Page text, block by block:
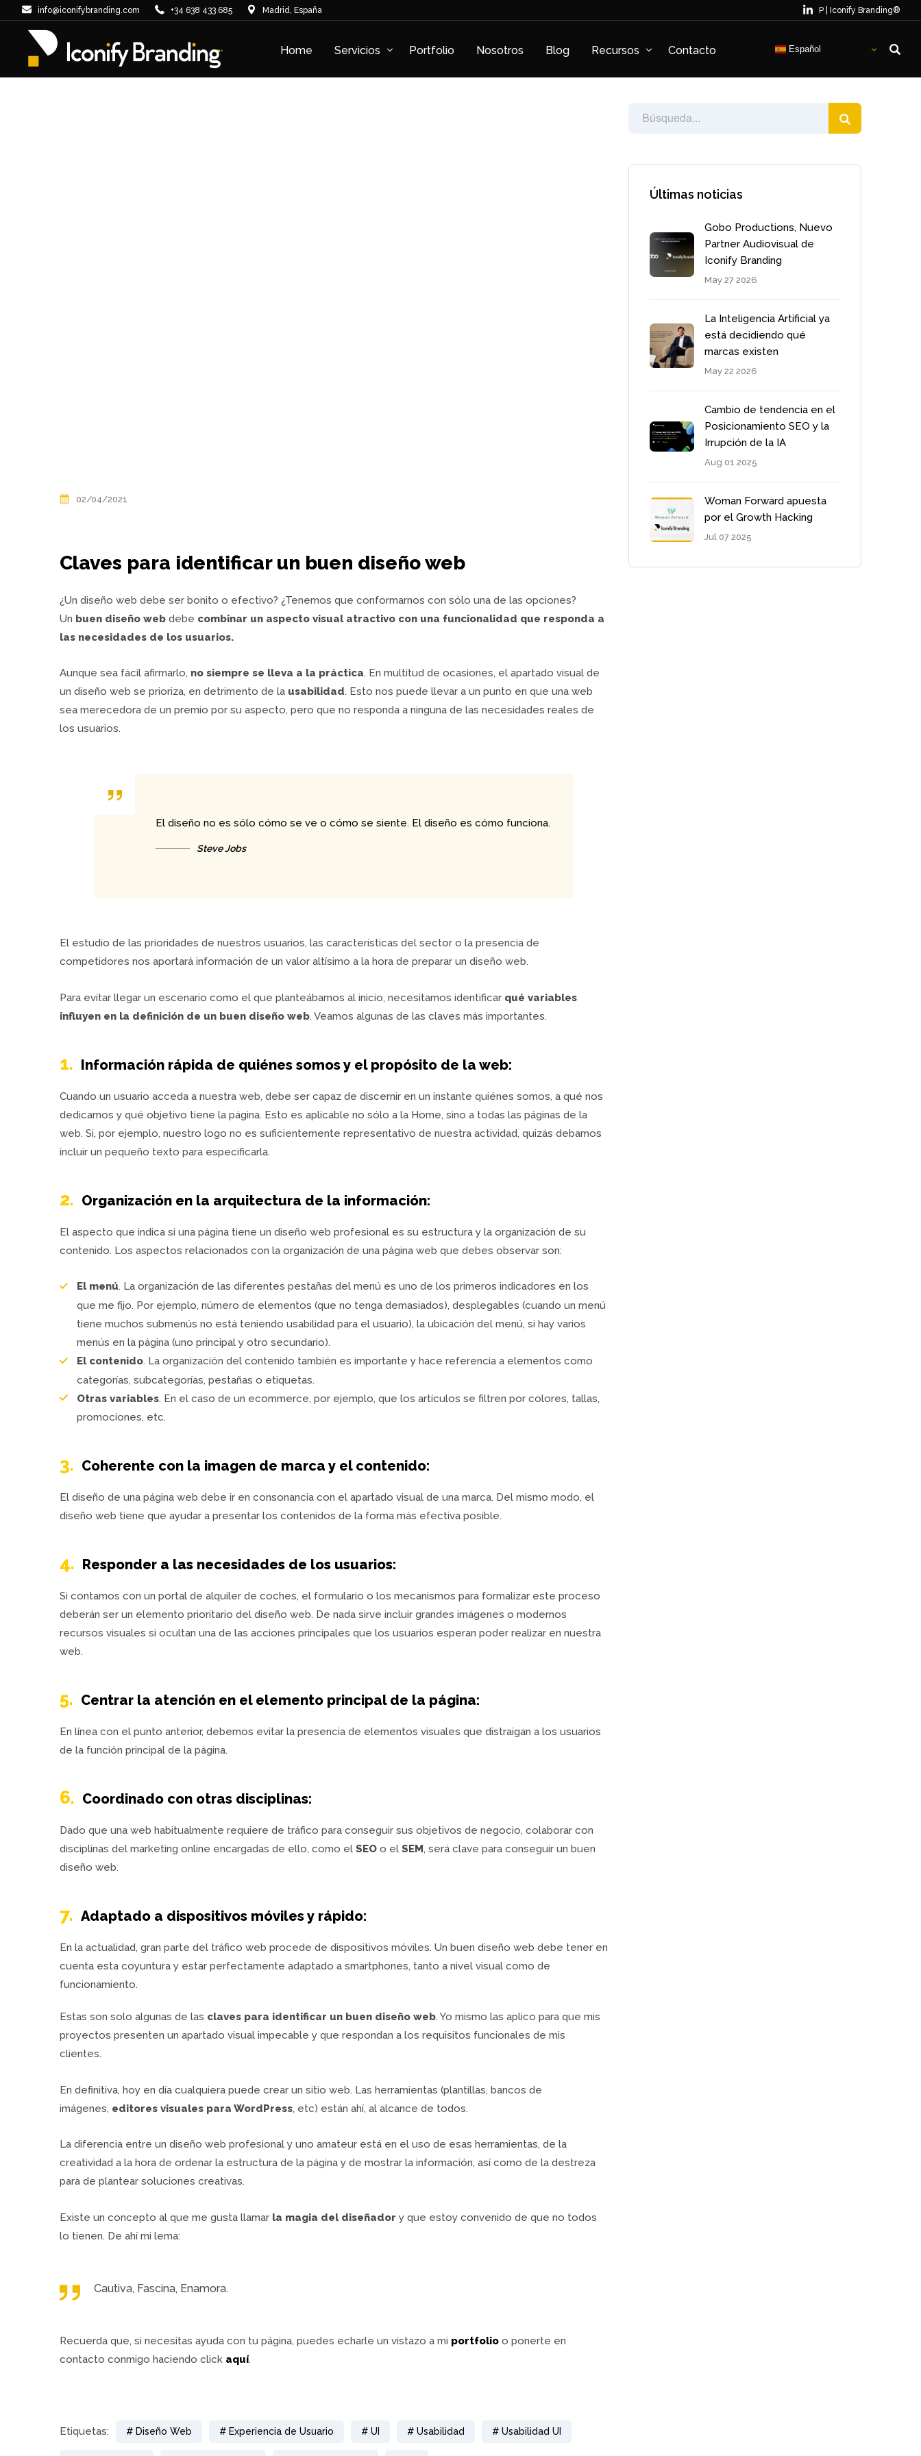
info@iconifybranding.com +34 638 433 685 Madrid, España P | Iconify Branding®
Home Servicios Portfolio Nosotros Blog Recursos Contacto Español
Últimas noticias
Gobo Productions, Nuevo
Partner Audiovisual de
Iconify Branding
May 27 2026
La Inteligencia Artificial ya
está decidiendo qué
marcas existen
May 22 2026
Cambio de tendencia en el
Posicionamiento SEO y la
Irrupción de la IA
Aug 01 2025
Woman Forward apuesta
por el Growth Hacking
Jul 07 2025
02/04/2021
Claves para identificar un buen diseño web
¿Un diseño web debe ser bonito o efectivo? ¿Tenemos que conformarnos con sólo una de las opciones?
Un buen diseño web debe combinar un aspecto visual atractivo con una funcionalidad que responda a
las necesidades de los usuarios.
Aunque sea fácil afirmarlo, no siempre se lleva a la práctica. En multitud de ocasiones, el apartado visual de
un diseño web se prioriza, en detrimento de la usabilidad. Esto nos puede llevar a un punto en que una web
sea merecedora de un premio por su aspecto, pero que no responda a ninguna de las necesidades reales de
los usuarios.
El diseño no es sólo cómo se ve o cómo se siente. El diseño es cómo funciona.
Steve Jobs
El estudio de las prioridades de nuestros usuarios, las características del sector o la presencia de
competidores nos aportará información de un valor altísimo a la hora de preparar un diseño web.
Para evitar llegar un escenario como el que planteábamos al inicio, necesitamos identificar qué variables
influyen en la definición de un buen diseño web. Veamos algunas de las claves más importantes.
1. Información rápida de quiénes somos y el propósito de la web:
Cuando un usuario acceda a nuestra web, debe ser capaz de discernir en un instante quiénes somos, a qué nos
dedicamos y qué objetivo tiene la página. Esto es aplicable no sólo a la Home, sino a todas las páginas de la
web. Si, por ejemplo, nuestro logo no es suficientemente representativo de nuestra actividad, quizás debamos
incluir un pequeño texto para especificarla.
2. Organización en la arquitectura de la información:
El aspecto que indica si una página tiene un diseño web profesional es su estructura y la organización de su
contenido. Los aspectos relacionados con la organización de una página web que debes observar son:
El menú. La organización de las diferentes pestañas del menú es uno de los primeros indicadores en los
que me fijo. Por ejemplo, número de elementos (que no tenga demasiados), desplegables (cuando un menú
tiene muchos submenús no está teniendo usabilidad para el usuario), la ubicación del menú, si hay varios
menús en la página (uno principal y otro secundario).
El contenido. La organización del contenido también es importante y hace referencia a elementos como
categorías, subcategorías, pestañas o etiquetas.
Otras variables. En el caso de un ecommerce, por ejemplo, que los artículos se filtren por colores, tallas,
promociones, etc.
3. Coherente con la imagen de marca y el contenido:
El diseño de una página web debe ir en consonancia con el apartado visual de una marca. Del mismo modo, el
diseño web tiene que ayudar a presentar los contenidos de la forma más efectiva posible.
4. Responder a las necesidades de los usuarios:
Si contamos con un portal de alquiler de coches, el formulario o los mecanismos para formalizar este proceso
deberán ser un elemento prioritario del diseño web. De nada sirve incluir grandes imágenes o modernos
recursos visuales si ocultan una de las acciones principales que los usuarios esperan poder realizar en nuestra
web.
5. Centrar la atención en el elemento principal de la página:
En línea con el punto anterior, debemos evitar la presencia de elementos visuales que distraigan a los usuarios
de la función principal de la página.
6. Coordinado con otras disciplinas:
Dado que una web habitualmente requiere de tráfico para conseguir sus objetivos de negocio, colaborar con
disciplinas del marketing online encargadas de ello, como el SEO o el SEM, será clave para conseguir un buen
diseño web.
7. Adaptado a dispositivos móviles y rápido:
En la actualidad, gran parte del tráfico web procede de dispositivos móviles. Un buen diseño web debe tener en
cuenta esta coyuntura y estar perfectamente adaptado a smartphones, tanto a nivel visual como de
funcionamiento.
Estas son solo algunas de las claves para identificar un buen diseño web. Yo mismo las aplico para que mis
proyectos presenten un apartado visual impecable y que respondan a los requisitos funcionales de mis
clientes.
En definitiva, hoy en día cualquiera puede crear un sitio web. Las herramientas (plantillas, bancos de
imágenes, editores visuales para WordPress, etc) están ahí, al alcance de todos.
La diferencia entre un diseño web profesional y uno amateur está en el uso de esas herramientas, de la
creatividad a la hora de ordenar la estructura de la página y de mostrar la información, así como de la destreza
para de plantear soluciones creativas.
Existe un concepto al que me gusta llamar la magia del diseñador y que estoy convenido de que no todos
lo tienen. De ahí mi lema:
Cautiva, Fascina, Enamora.
Recuerda que, si necesitas ayuda con tu página, puedes echarle un vistazo a mi portfolio o ponerte en
contacto conmigo haciendo click aquí.
Etiquetas: Diseño Web Experiencia de Usuario UI Usabilidad Usabilidad UI